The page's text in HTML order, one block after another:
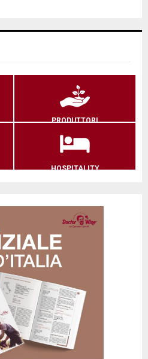
PRODUTTORI
HOSPITALITY